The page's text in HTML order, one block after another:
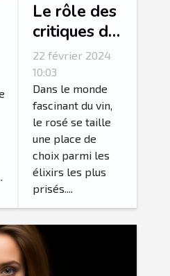
Le rôle des
critiques de
vin dans la
valorisation
du rosé
22 février 2024
10:03
Dans le monde
fascinant du vin,
le rosé se taille
une place de
choix parmi les
élixirs les plus
prisés....